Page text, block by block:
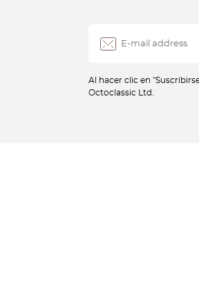
Al hacer clic en
Octoclassic Ltd.